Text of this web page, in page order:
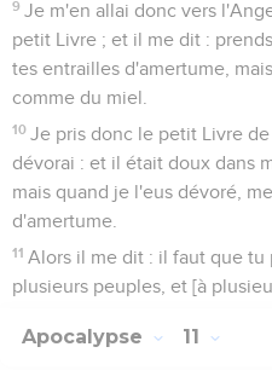
9 Je m'en allai donc vers
petit Livre ; et il me dit :
tes entrailles d'amertume,
comme du miel.
10 Je pris donc le petit Livre
dévorai : et il était doux dans
mais quand je l'eus dévoré,
d'amertume.
11 Alors il me dit : il faut que tu
plusieurs peuples, et [à
Apocalypse 11